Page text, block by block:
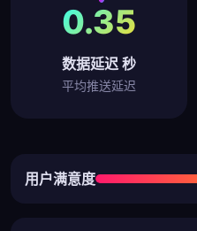
0.35
数据延迟 秒
平均推送延迟
用户满意度